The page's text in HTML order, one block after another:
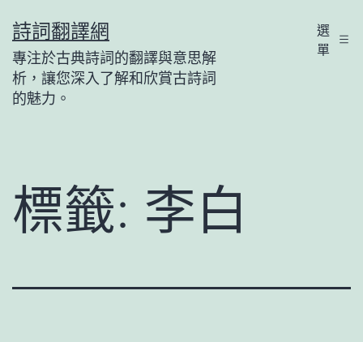
至
主
要
詩詞翻譯網
專注於古典詩詞的翻譯與意思解
析，讓您深入了解和欣賞古詩詞
的魅力。
選
單
標籤: 李白